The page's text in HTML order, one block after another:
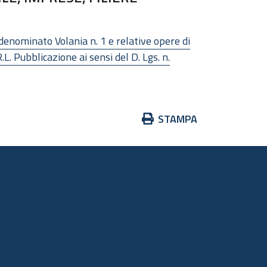
Volania n. 1 e relative opere di
Pubblicazione ai sensi del D. Lgs. n.
Azioni
documento
STAMPA